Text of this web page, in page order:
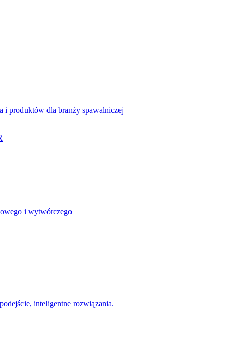
i produktów dla branży spawalniczej
i wytwórczego
inteligentne rozwiązania.